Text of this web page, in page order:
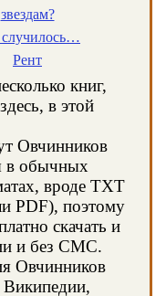
звездам?
Рент
книг,
в этой
Овчинников
в обычных
вроде TXT
PDF), поэтому
скачать и
и без СМС.
Овчинников
Википедии,